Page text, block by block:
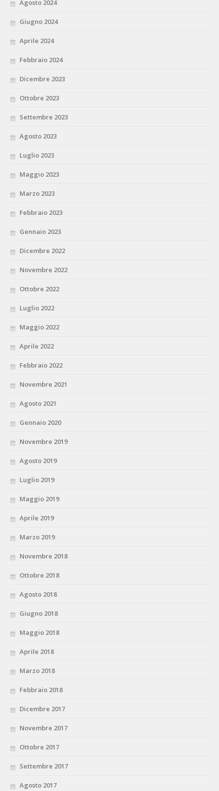
Agosto 2024
Giugno 2024
Aprile 2024
Febbraio 2024
Dicembre 2023
Ottobre 2023
Settembre 2023
Agosto 2023
Luglio 2023
Maggio 2023
Marzo 2023
Febbraio 2023
Gennaio 2023
Dicembre 2022
Novembre 2022
Ottobre 2022
Luglio 2022
Maggio 2022
Aprile 2022
Febbraio 2022
Novembre 2021
Agosto 2021
Gennaio 2020
Novembre 2019
Agosto 2019
Luglio 2019
Maggio 2019
Aprile 2019
Marzo 2019
Novembre 2018
Ottobre 2018
Agosto 2018
Giugno 2018
Maggio 2018
Aprile 2018
Marzo 2018
Febbraio 2018
Dicembre 2017
Novembre 2017
Ottobre 2017
Settembre 2017
Agosto 2017